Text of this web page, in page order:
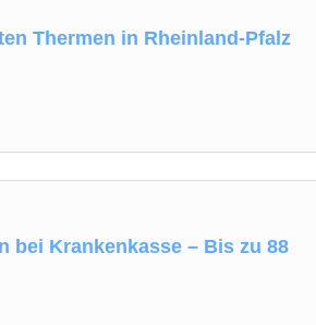
Thermen in Rheinland-Pfalz
bei Krankenkasse – Bis zu 88